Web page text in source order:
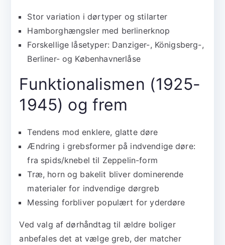
Stor variation i dørtyper og stilarter
Hamborghængsler med berlinerknop
Forskellige låsetyper: Danziger-, Königsberg-,
Berliner- og Københavnerlåse
Funktionalismen (1925-
1945) og frem
Tendens mod enklere, glatte døre
Ændring i grebsformer på indvendige døre:
fra spids/knebel til Zeppelin-form
Træ, horn og bakelit bliver dominerende
materialer for indvendige dørgreb
Messing forbliver populært for yderdøre
Ved valg af dørhåndtag til ældre boliger
anbefales det at vælge greb, der matcher